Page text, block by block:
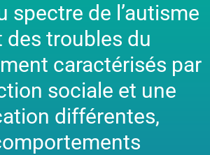
spectre de l’autisme
des troubles du
caractérisés par
sociale et une
différentes,